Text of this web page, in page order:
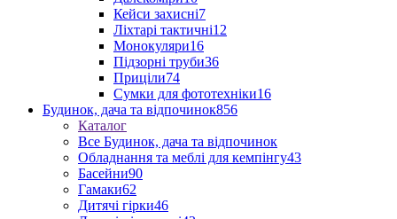
Кейси захисні7
Ліхтарі тактичні12
Монокуляри16
Підзорні труби36
Приціли74
Сумки для фототехніки16
Будинок, дача та відпочинок856
Каталог
Все Будинок, дача та відпочинок
Обладнання та меблі для кемпінгу43
Басейни90
Гамаки62
Дитячі гірки46